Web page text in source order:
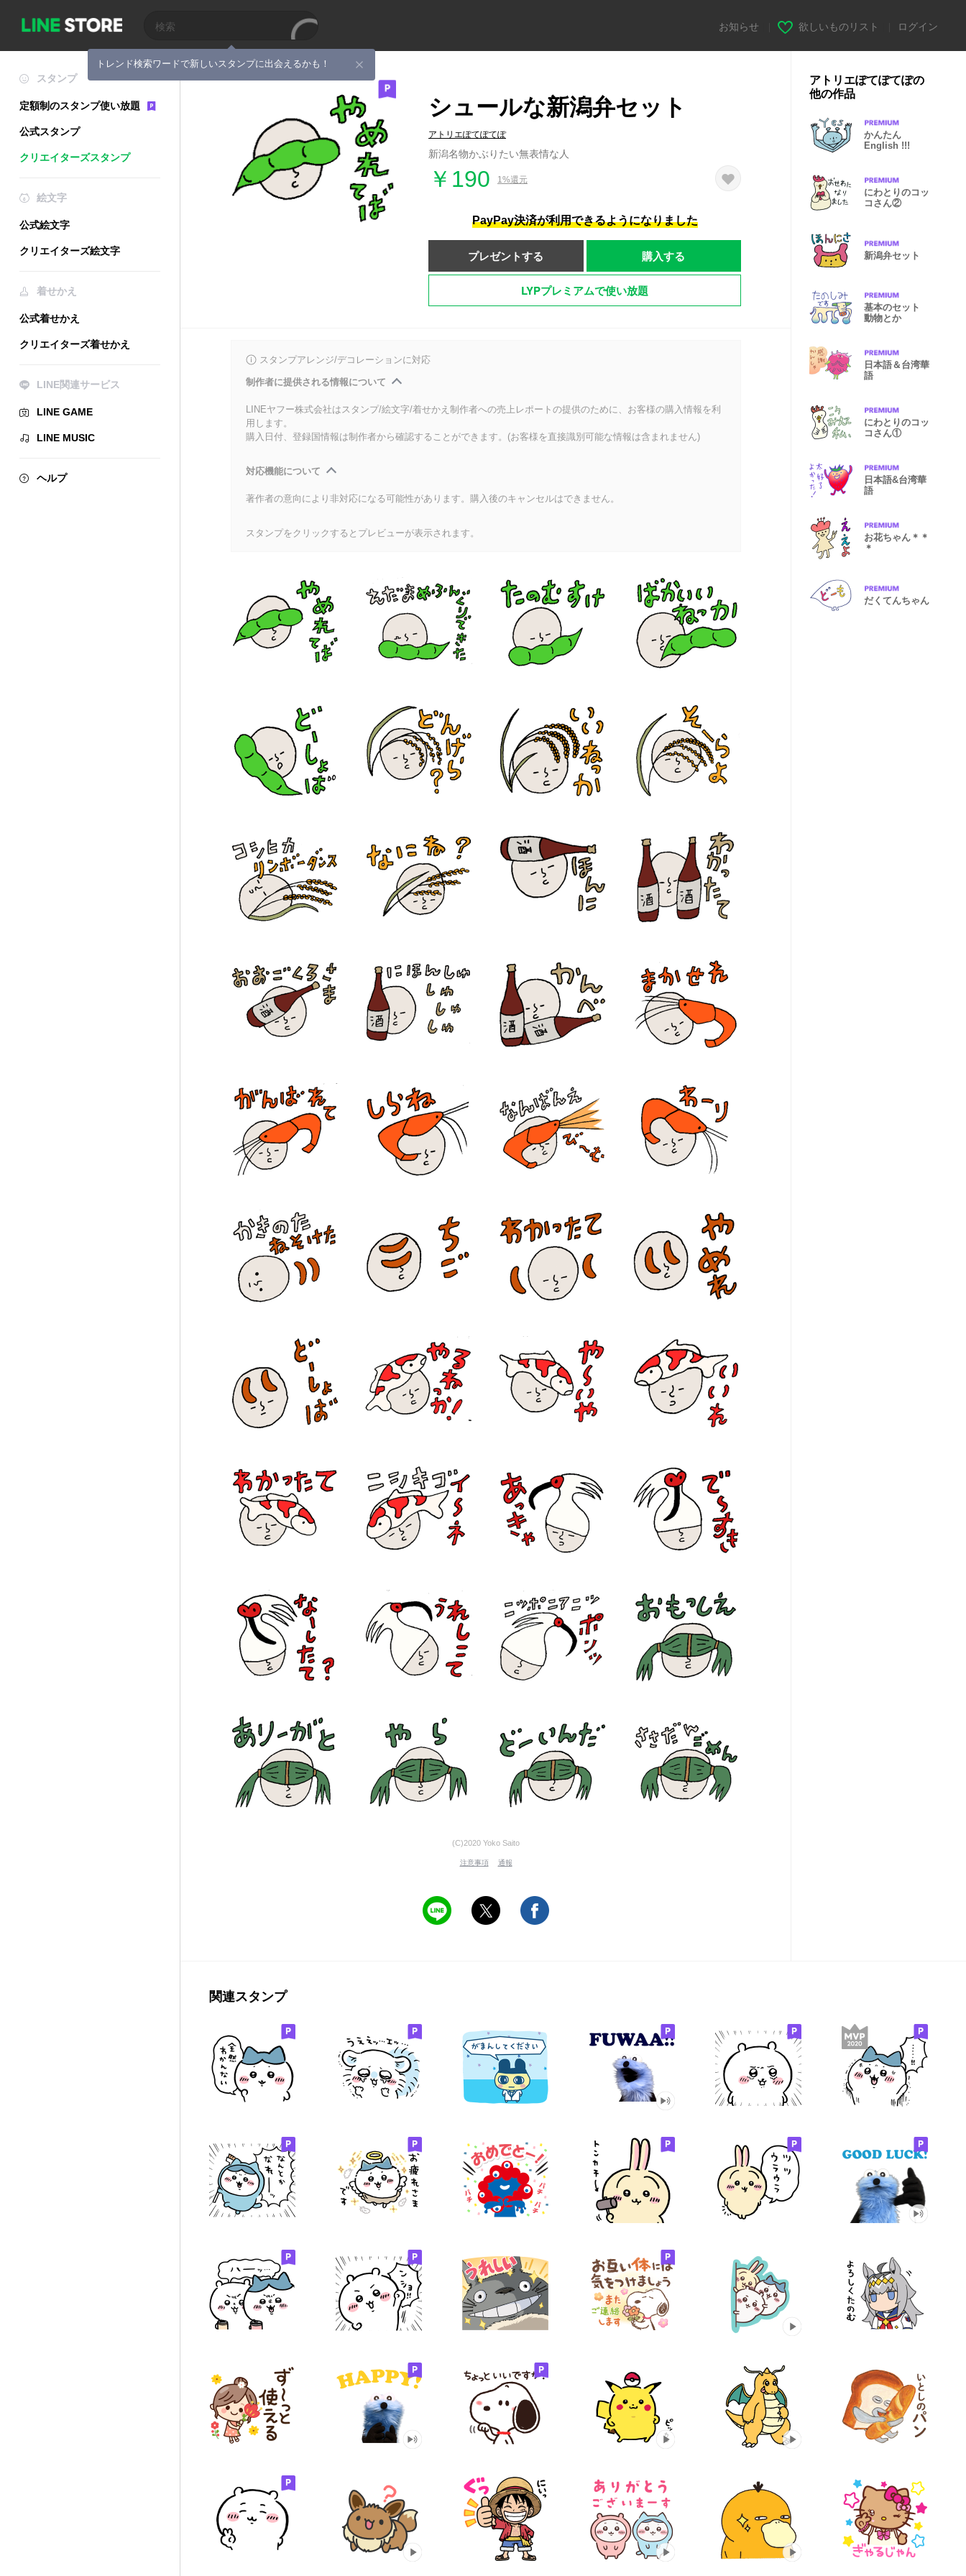
トレンド検索ワードで新しいスタンプに出会えるかも！
お知らせ 欲しいものリスト ログイン
スタンプ
定額制のスタンプ使い放題
公式スタンプ
クリエイターズスタンプ
絵文字
公式絵文字
クリエイターズ絵文字
着せかえ
公式着せかえ
クリエイターズ着せかえ
LINE関連サービス
LINE GAME
LINE MUSIC
ヘルプ
シュールな新潟弁セット
アトリエぽてぽてぽ
新潟名物かぶりたい無表情な人
￥190 1%還元
PayPay決済が利用できるようになりました
プレゼントする 購入する
LYPプレミアムで使い放題
スタンプアレンジ/デコレーションに対応
制作者に提供される情報について
LINEヤフー株式会社はスタンプ/絵文字/着せかえ制作者への売上レポートの提供のために、お客様の購入情報を利
用します。
購入日付、登録国情報は制作者から確認することができます。(お客様を直接識別可能な情報は含まれません)
対応機能について
著作者の意向により非対応になる可能性があります。購入後のキャンセルはできません。
スタンプをクリックするとプレビューが表示されます。
(C)2020 Yoko Saito
注意事項 通報
アトリエぽてぽてぽの
他の作品
かんたん
English !!!
にわとりのコッ
コさん②
新潟弁セット
基本のセット
動物とか
日本語＆台湾華
語
にわとりのコッ
コさん①
日本語&台湾華
語
お花ちゃん＊＊
＊
だくてんちゃん
関連スタンプ